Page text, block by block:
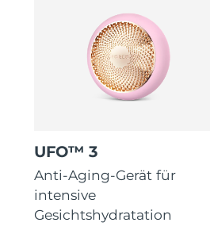
UFO™ 3
Anti-Aging-Gerät für
intensive
Gesichtshydratation